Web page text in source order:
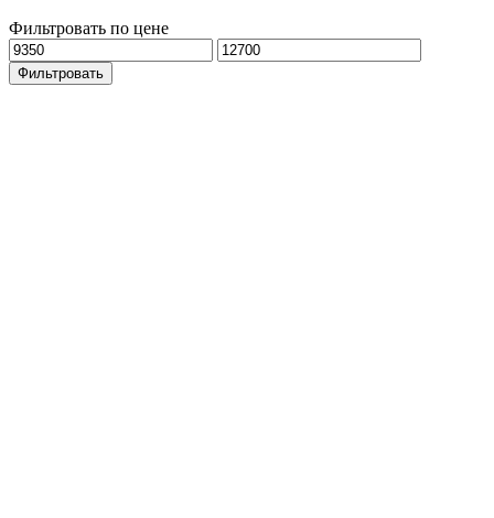
Фильтровать по цене
Минимальная
цена
Максимальная
цена
Фильтровать